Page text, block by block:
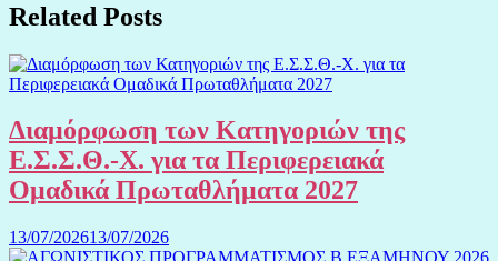
Related Posts
Διαμόρφωση των Κατηγοριών της
Ε.Σ.Σ.Θ.-Χ. για τα Περιφερειακά
Ομαδικά Πρωταθλήματα 2027
13/07/202613/07/2026